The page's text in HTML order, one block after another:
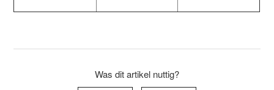
Was dit artikel nuttig?